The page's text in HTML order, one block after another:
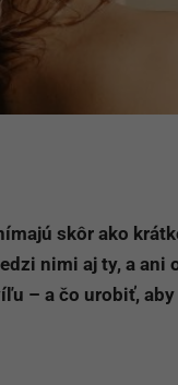
skôr ako
nimi aj ty, a ani
– a čo urobiť,